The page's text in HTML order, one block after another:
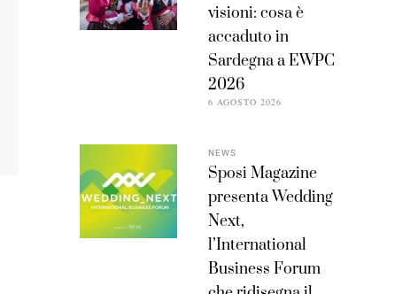
visioni: cosa è
accaduto in
Sardegna a EWPC
2026
6 AGOSTO 2026
NEWS
Sposi Magazine
presenta Wedding
Next,
l’International
Business Forum